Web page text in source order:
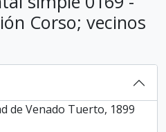
Corso; vecinos
de Venado Tuerto, 1899